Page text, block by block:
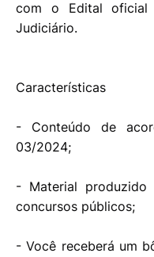
com o Edital oficial
Judiciário.
Características
- Conteúdo de
03/2024;
- Material produzido
concursos públicos;
- Você receberá um